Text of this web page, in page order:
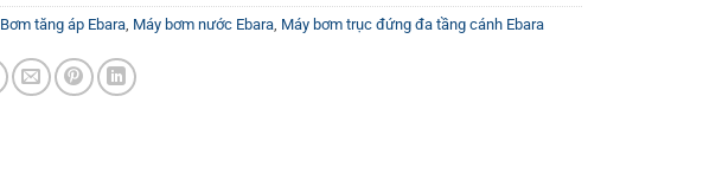
Bơm tăng áp Ebara Máy bơm nước Ebara Máy bơm trục đứng đa tầng cánh Ebara